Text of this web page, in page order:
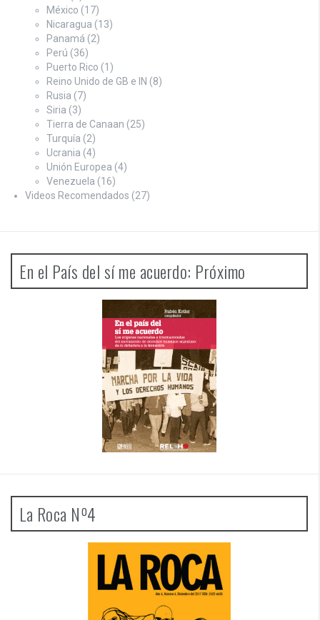
México (17)
Nicaragua (13)
Panamá (2)
Perú (36)
Puerto Rico (1)
Reino Unido de GB e IN (8)
Rusia (7)
Siria (3)
Tierra de Canaan (25)
Turquía (2)
Ucrania (4)
Unión Europea (4)
Venezuela (16)
Videos Recomendados (27)
En el País del sí me acuerdo: Próximo
La Roca Nº4